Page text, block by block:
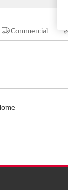
Commercial